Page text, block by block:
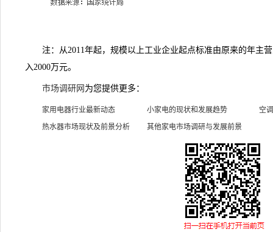
注：从2011年起，规模以上工业企业起点标准由原来的年主营
入2000万元。
市场调研网 为您提供更多：
家用电器行业最新动态 小家电的现状和发展趋势
空
热水器市场现状及前景分析
其他家电市场调研与发展前景